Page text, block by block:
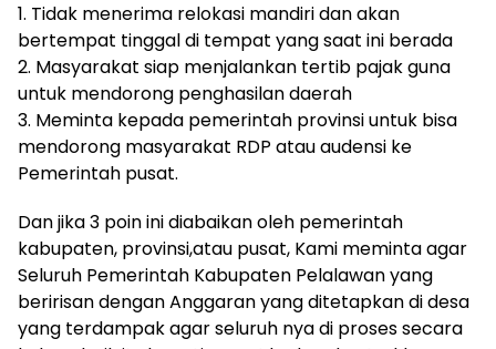
1. Tidak menerima relokasi mandiri dan akan
bertempat tinggal di tempat yang saat ini berada
2. Masyarakat siap menjalankan tertib pajak guna
untuk mendorong penghasilan daerah
3. Meminta kepada pemerintah provinsi untuk bisa
mendorong masyarakat RDP atau audensi ke
Pemerintah pusat.
Dan jika 3 poin ini diabaikan oleh pemerintah
kabupaten, provinsi,atau pusat, Kami meminta agar
Seluruh Pemerintah Kabupaten Pelalawan yang
beririsan dengan Anggaran yang ditetapkan di desa
yang terdampak agar seluruh nya di proses secara